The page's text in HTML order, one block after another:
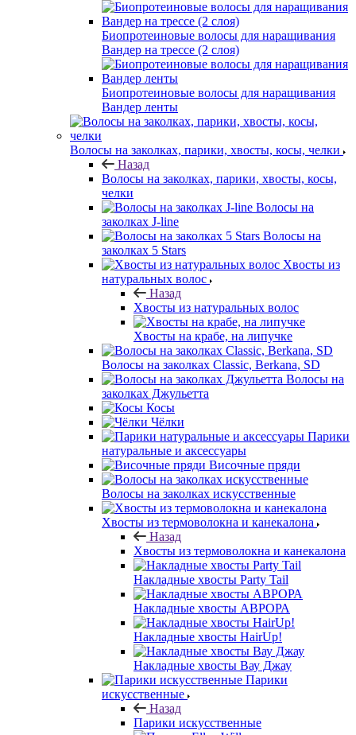
Биопротеиновые волосы для наращивания
Вандер на трессе (2 слоя)
Биопротеиновые волосы для наращивания
Вандер ленты
Волосы на заколках, парики, хвосты, косы, челки
Назад
Волосы на заколках, парики, хвосты, косы,
челки
Волосы на
заколках J-line
Волосы на
заколках 5 Stars
Хвосты из
натуральных волос
Назад
Хвосты из натуральных волос
Хвосты на крабе, на липучке
Волосы на заколках Classic, Berkana, SD
Волосы на
заколках Джульетта
Косы
Чёлки
Парики
натуральные и аксессуары
Височные пряди
Волосы на заколках искусственные
Хвосты из термоволокна и канекалона
Назад
Хвосты из термоволокна и канекалона
Накладные хвосты Party Tail
Накладные хвосты АВРОРА
Накладные хвосты HairUp!
Накладные хвосты Вау Джау
Парики
искусственные
Назад
Парики искусственные